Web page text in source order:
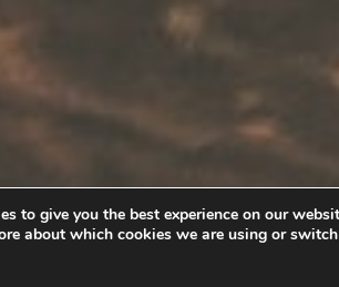
to give you the best experience on our
about which cookies we are using or